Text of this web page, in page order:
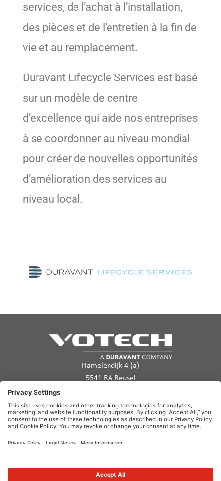
services, de l’achat à l’installation,
des pièces et de l’entretien à la fin de
vie et au remplacement.
Duravant Lifecycle Services est basé
sur un modèle de centre
d’excellence qui aide nos entreprises
à se coordonner au niveau mondial
pour créer de nouvelles opportunités
d’amélioration des services au
niveau local.
Hamelendijk 4 (a)
5541 RA Reusel
info@votech.com
+32 2 555 11 70
Politique de confidentialitéConditions d’utilisation
Politique en matière de cookiesAvertissement